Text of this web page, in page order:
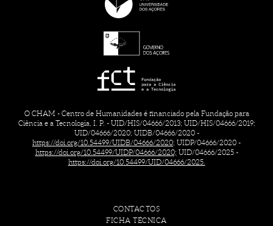
O CHAM - Centro de Humanidades é financiado pela Fundação para
Ciência e a Tecnologia, I. P. - UID/HIS/04666/2013; UID/HIS/04666/2019;
UID/04666/2020; UIDB/04666/2020 -
https://doi.org/10.54499/UIDB/04666/2020; UIDP/04666/2020 -
https://doi.org/10.54499/UIDP/04666/2020; UID/04666/2025 -
https://doi.org/10.54499/UID/04666/2025.
CONTACTOS
FICHA TÉCNICA